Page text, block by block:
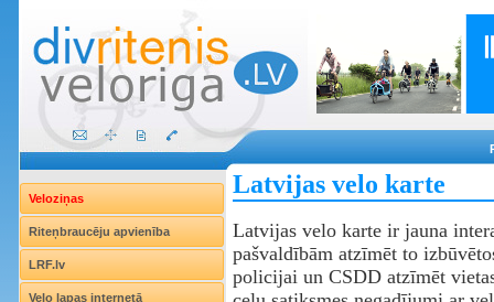
Veloziņas
Riteņbraucēju apvienība
LRF.lv
Velo lapas internetā
Latvijas velo karte
Latvijas velo karte ir jauna
pašvaldībām atzīmēt to
policijai un CSDD atzīmēt